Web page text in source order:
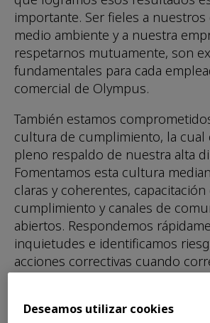
importante. Ser fieles a nuestros
medio ambiente y a nuestra
respetarnos mutuamente, son
fundamentales para cada
comercial de Olympus.
También estamos
cultura de cumplimiento, la cual
pleno respaldo de nuestra alta
Fomentamos esta cultura
claras y coherentes, capacitación
cumplimiento y canales de
abiertos. Respondemos
inquietudes e identificamos
acciones correctivas cuando
Deseamos utilizar cookies